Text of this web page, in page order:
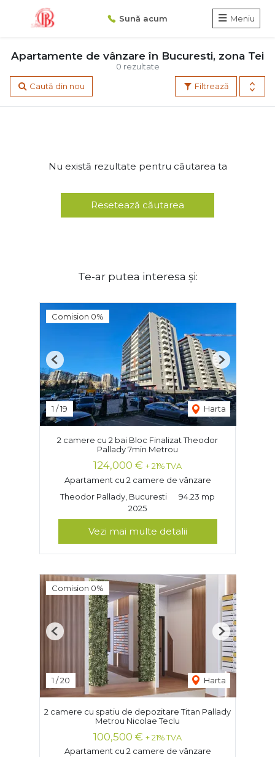
Sună acum Meniu
0 rezultate
Apartamente de vânzare în Bucuresti, zona Tei
Filtrează
Caută din nou
Nu există rezultate pentru căutarea ta
Resetează căutarea
Te-ar putea interesa și:
Comision 0%
1 /19 Harta
Previous Next
2 camere cu 2 bai Bloc Finalizat Theodor
Pallady 7min Metrou
124,000 € + 21% TVA
Apartament cu 2 camere de vânzare
Theodor Pallady, Bucuresti
94.23 mp
2025
Vezi mai multe detalii
Comision 0%
1 /20 Harta
Previous Next
2 camere cu spatiu de depozitare Titan Pallady
Metrou Nicolae Teclu
100,500 € + 21% TVA
Apartament cu 2 camere de vânzare